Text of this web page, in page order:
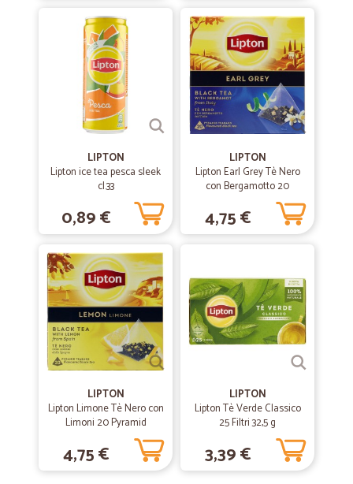
Servizio perfetto
05/03/2021
—Roberto M.
Precisi e puntuali
Precisi e puntuali. Complimenti,grazie.
24/12/2019
—
Veloci e precisi...consigliato
Veloci e precisi...consigliato
21/11/2019
—Carlo C.
Buongiorno
Buongiorno, acqua ottima , si è svolto tutto per miglior dei modi ,
perfetto.GrazieCordiali salutiCarlo Cataldi
—Stefano B.
ottimi prodotti,spedizioni rapide,prezzi onesti.
LIPTON
Lipton ice tea pesca sleek
cl.33
0,89 €
LIPTON
Lipton Earl Grey Tè Nero
con Bergamotto 20
Pyramid Teabags 32 g
4,75 €
LIPTON
Lipton Limone Tè Nero con
Limoni 20 Pyramid
4,75 €
LIPTON
Lipton Tè Verde Classico
25 Filtri 32,5 g
3,39 €